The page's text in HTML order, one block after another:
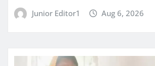
Junior Editor1 Aug 6, 2026